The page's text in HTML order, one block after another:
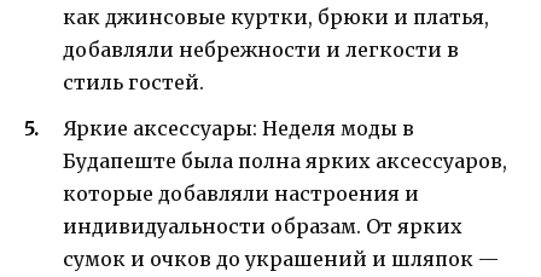
как джинсовые куртки, брюки и платья,
добавляли небрежности и легкости в
стиль гостей.
Яркие аксессуары: Неделя моды в
Будапеште была полна ярких аксессуаров,
которые добавляли настроения и
индивидуальности образам. От ярких
сумок и очков до украшений и шляпок —